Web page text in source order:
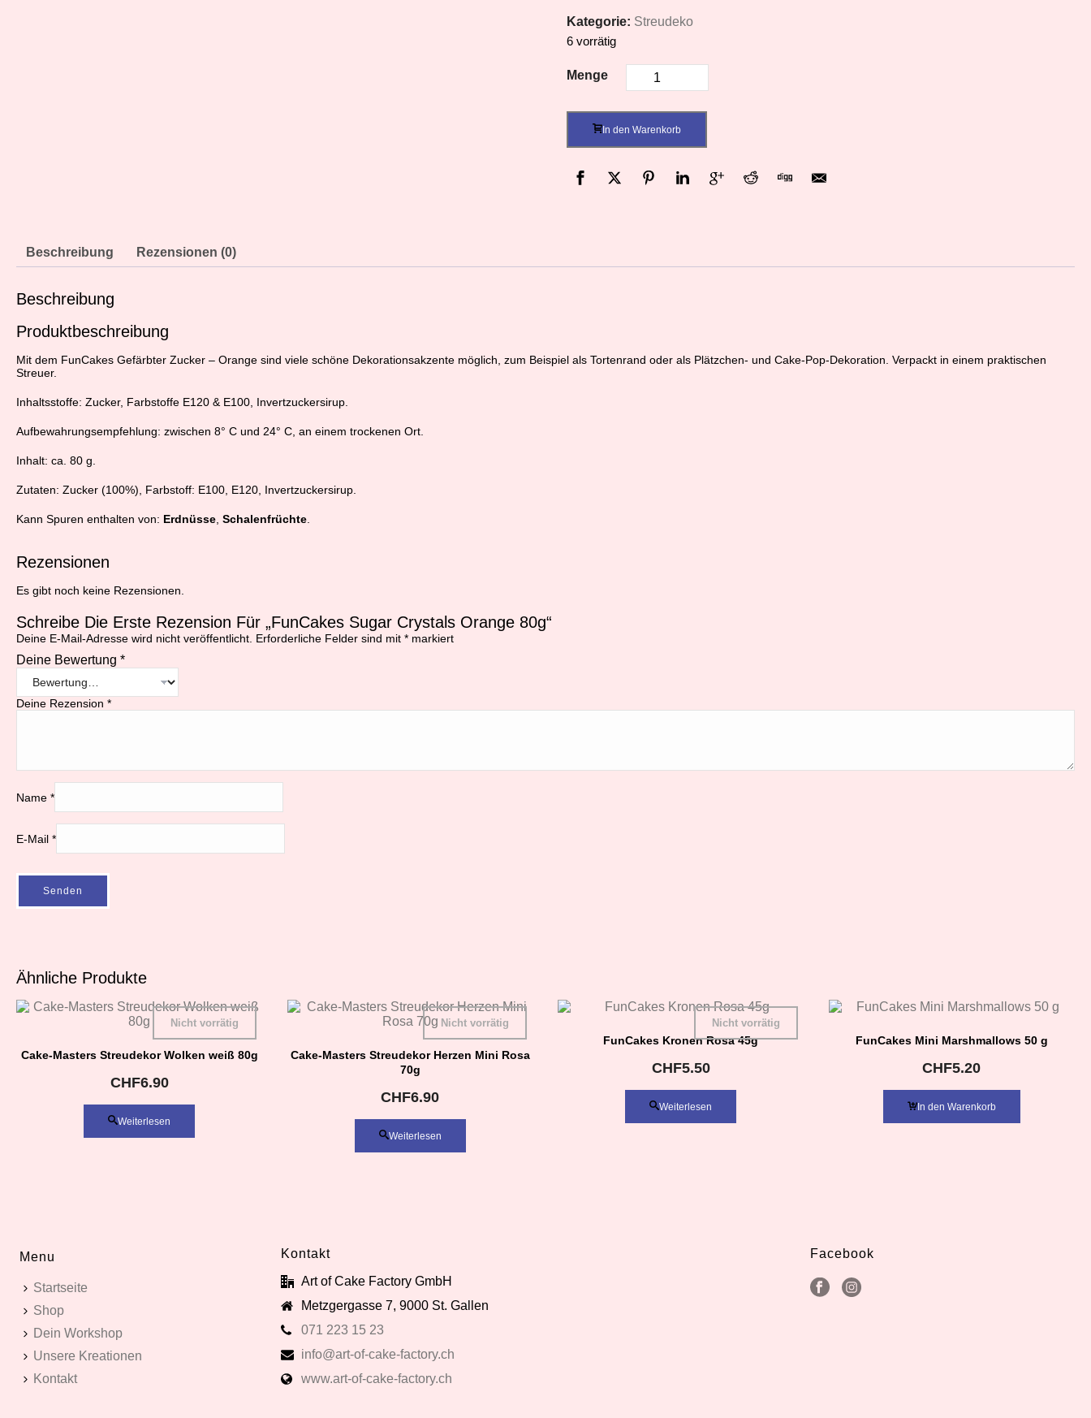
Kategorie: Streudeko
6 vorrätig
Menge
In den Warenkorb
Beschreibung Rezensionen (0)
Beschreibung
Produktbeschreibung
Mit dem FunCakes Gefärbter Zucker – Orange sind viele schöne Dekorationsakzente möglich, zum Beispiel als Tortenrand oder als Plätzchen- und Cake-Pop-Dekoration. Verpackt in einem praktischen
Streuer.
Inhaltsstoffe: Zucker, Farbstoffe E120 & E100, Invertzuckersirup.
Aufbewahrungsempfehlung: zwischen 8° C und 24° C, an einem trockenen Ort.
Inhalt: ca. 80 g.
Zutaten: Zucker (100%), Farbstoff: E100, E120, Invertzuckersirup.
Kann Spuren enthalten von: Erdnüsse Schalenfrüchte
Rezensionen
Es gibt noch keine Rezensionen.
Schreibe Die Erste Rezension Für „FunCakes Sugar Crystals Orange 80g“
Deine E-Mail-Adresse wird nicht veröffentlicht. Erforderliche Felder sind mit * markiert
Deine Bewertung *
Deine Rezension *
Name *
E-Mail *
Ähnliche Produkte
Cake-Masters Streudekor Wolken weiß 80g
Nicht vorrätig
CHF6.90
Weiterlesen
Cake-Masters Streudekor Herzen Mini Rosa
70g
Nicht vorrätig
CHF6.90
Weiterlesen
FunCakes Kronen Rosa 45g
Nicht vorrätig
CHF5.50
Weiterlesen
FunCakes Mini Marshmallows 50 g
CHF5.20
In den Warenkorb
Menu
Startseite
Shop
Dein Workshop
Unsere Kreationen
Kontakt
Kontakt
Art of Cake Factory GmbH
Metzgergasse 7, 9000 St. Gallen
071 223 15 23
info@art-of-cake-factory.ch
www.art-of-cake-factory.ch
Facebook